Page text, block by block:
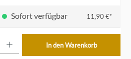
Sofort verfügbar 11,90 €*
In den Warenkorb